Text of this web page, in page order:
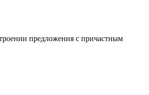
предложения с причастным